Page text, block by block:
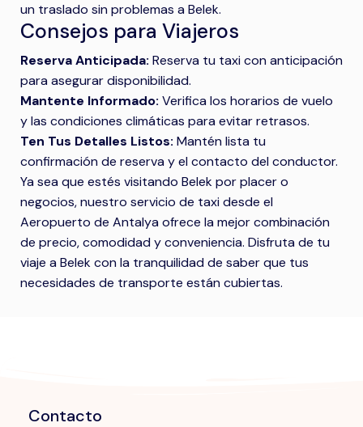
un traslado sin problemas a Belek.
Consejos para Viajeros
Reserva Anticipada: Reserva tu taxi con anticipación
para asegurar disponibilidad.
Mantente Informado: Verifica los horarios de vuelo
y las condiciones climáticas para evitar retrasos.
Ten Tus Detalles Listos: Mantén lista tu
confirmación de reserva y el contacto del conductor.
Ya sea que estés visitando Belek por placer o
negocios, nuestro servicio de taxi desde el
Aeropuerto de Antalya ofrece la mejor combinación
de precio, comodidad y conveniencia. Disfruta de tu
viaje a Belek con la tranquilidad de saber que tus
necesidades de transporte están cubiertas.
Contacto